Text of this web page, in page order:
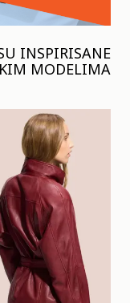
INSPIRISANE
MODELIMA